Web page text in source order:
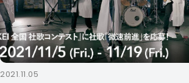
2021.11.05